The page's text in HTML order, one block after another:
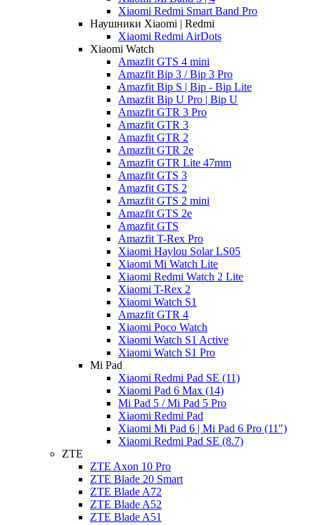
Xiaomi Redmi Smart Band Pro
Наушники Xiaomi | Redmi
Xiaomi Redmi AirDots
Xiaomi Watch
Amazfit GTS 4 mini
Amazfit Bip 3 / Bip 3 Pro
Amazfit Bip S | Bip - Bip Lite
Amazfit Bip U Pro | Bip U
Amazfit GTR 3 Pro
Amazfit GTR 3
Amazfit GTR 2
Amazfit GTR 2e
Amazfit GTR Lite 47mm
Amazfit GTS 3
Amazfit GTS 2
Amazfit GTS 2 mini
Amazfit GTS 2e
Amazfit GTS
Amazfit T-Rex Pro
Xiaomi Haylou Solar LS05
Xiaomi Mi Watch Lite
Xiaomi Redmi Watch 2 Lite
Xiaomi T-Rex 2
Xiaomi Watch S1
Amazfit GTR 4
Xiaomi Poco Watch
Xiaomi Watch S1 Active
Xiaomi Watch S1 Pro
Mi Pad
Xiaomi Redmi Pad SE (11)
Xiaomi Pad 6 Max (14)
Mi Pad 5 / Mi Pad 5 Pro
Xiaomi Redmi Pad
Xiaomi Mi Pad 6 | Mi Pad 6 Pro (11")
Xiaomi Redmi Pad SE (8.7)
ZTE
ZTE Axon 10 Pro
ZTE Blade 20 Smart
ZTE Blade A72
ZTE Blade A52
ZTE Blade A51